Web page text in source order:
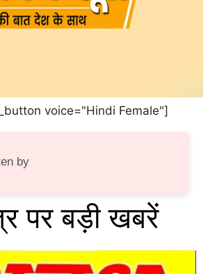
voice="Hindi Female"]
by
पर बड़ी खबरें